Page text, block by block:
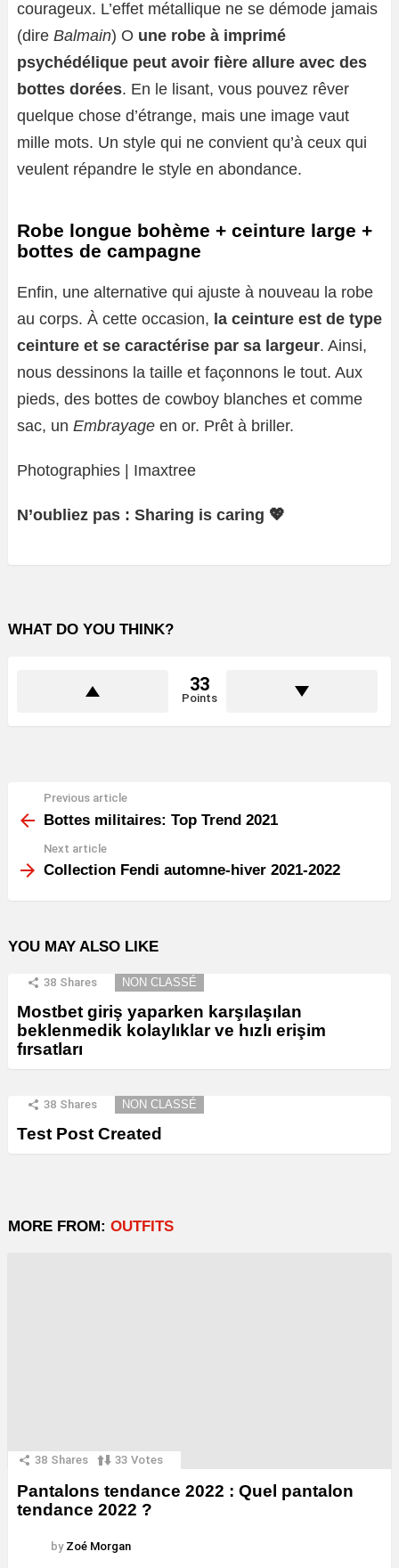
courageux. L’effet métallique ne se démode jamais
(dire Balmain) O une robe à imprimé
psychédélique peut avoir fière allure avec des
bottes dorées. En le lisant, vous pouvez rêver
quelque chose d’étrange, mais une image vaut
mille mots. Un style qui ne convient qu’à ceux qui
veulent répandre le style en abondance.
Robe longue bohème + ceinture large +
bottes de campagne
Enfin, une alternative qui ajuste à nouveau la robe
au corps. À cette occasion, la ceinture est de type
ceinture et se caractérise par sa largeur. Ainsi,
nous dessinons la taille et façonnons le tout. Aux
pieds, des bottes de cowboy blanches et comme
sac, un Embrayage en or. Prêt à briller.
Photographies | Imaxtree
N’oubliez pas : Sharing is caring 💖
WHAT DO YOU THINK?
33
Points
more
Previous article
Bottes militaires: Top Trend 2021
Next article
Collection Fendi automne-hiver 2021-2022
YOU MAY ALSO LIKE
38 Shares NON CLASSÉ
Mostbet giriş yaparken karşılaşılan
beklenmedik kolaylıklar ve hızlı erişim
fırsatları
38 Shares NON CLASSÉ
Test Post Created
MORE FROM: OUTFITS
38 Shares 33 Votes
Pantalons tendance 2022 : Quel pantalon
tendance 2022 ?
by Zoé Morgan